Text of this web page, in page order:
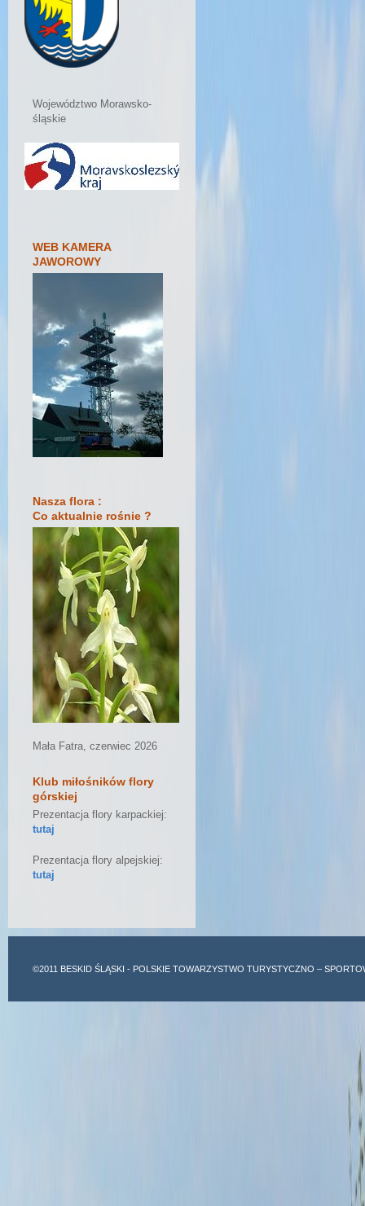
Województwo Morawsko-
śląskie
WEB KAMERA
JAWOROWY
Nasza flora :
Co aktualnie rośnie ?
Mała Fatra, czerwiec 2026
Klub miłośników flory
górskiej
Prezentacja flory karpackiej:
tutaj
Prezentacja flory alpejskiej:
tutaj
©2011 BESKID ŚLĄSKI - POLSKIE TOWARZYSTWO TURYSTYCZNO –